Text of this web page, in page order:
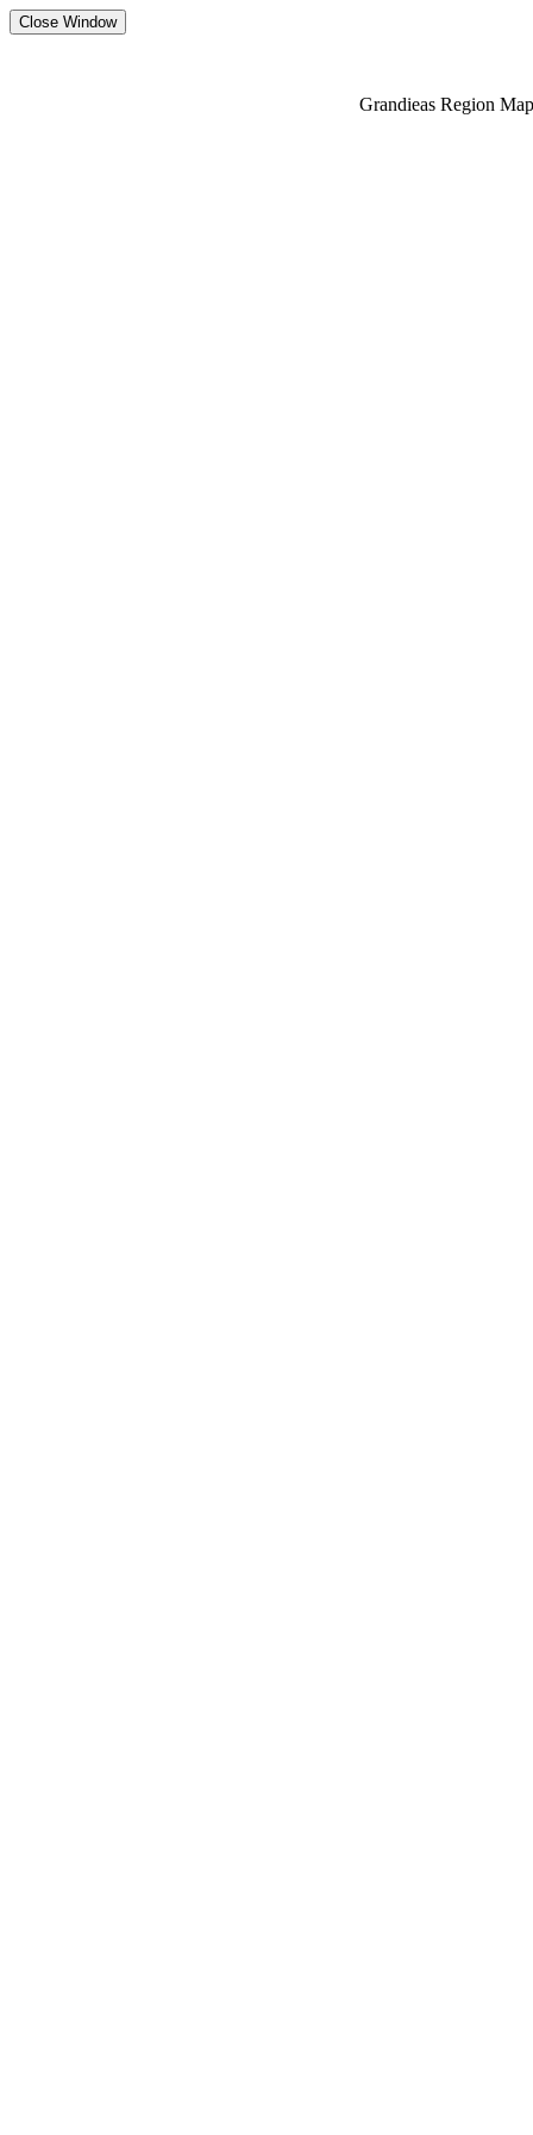
Grandieas Region